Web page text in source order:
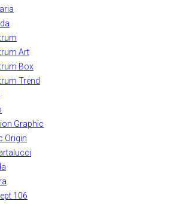
Art
Box
Trend
Graphic
Origin
106